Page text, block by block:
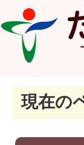
現在の